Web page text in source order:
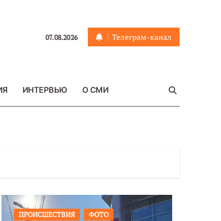
07.08.2026 Телеграм-канал
ИНТЕРВЬЮ О СМИ
ОБЩЕСТВО ФОТО